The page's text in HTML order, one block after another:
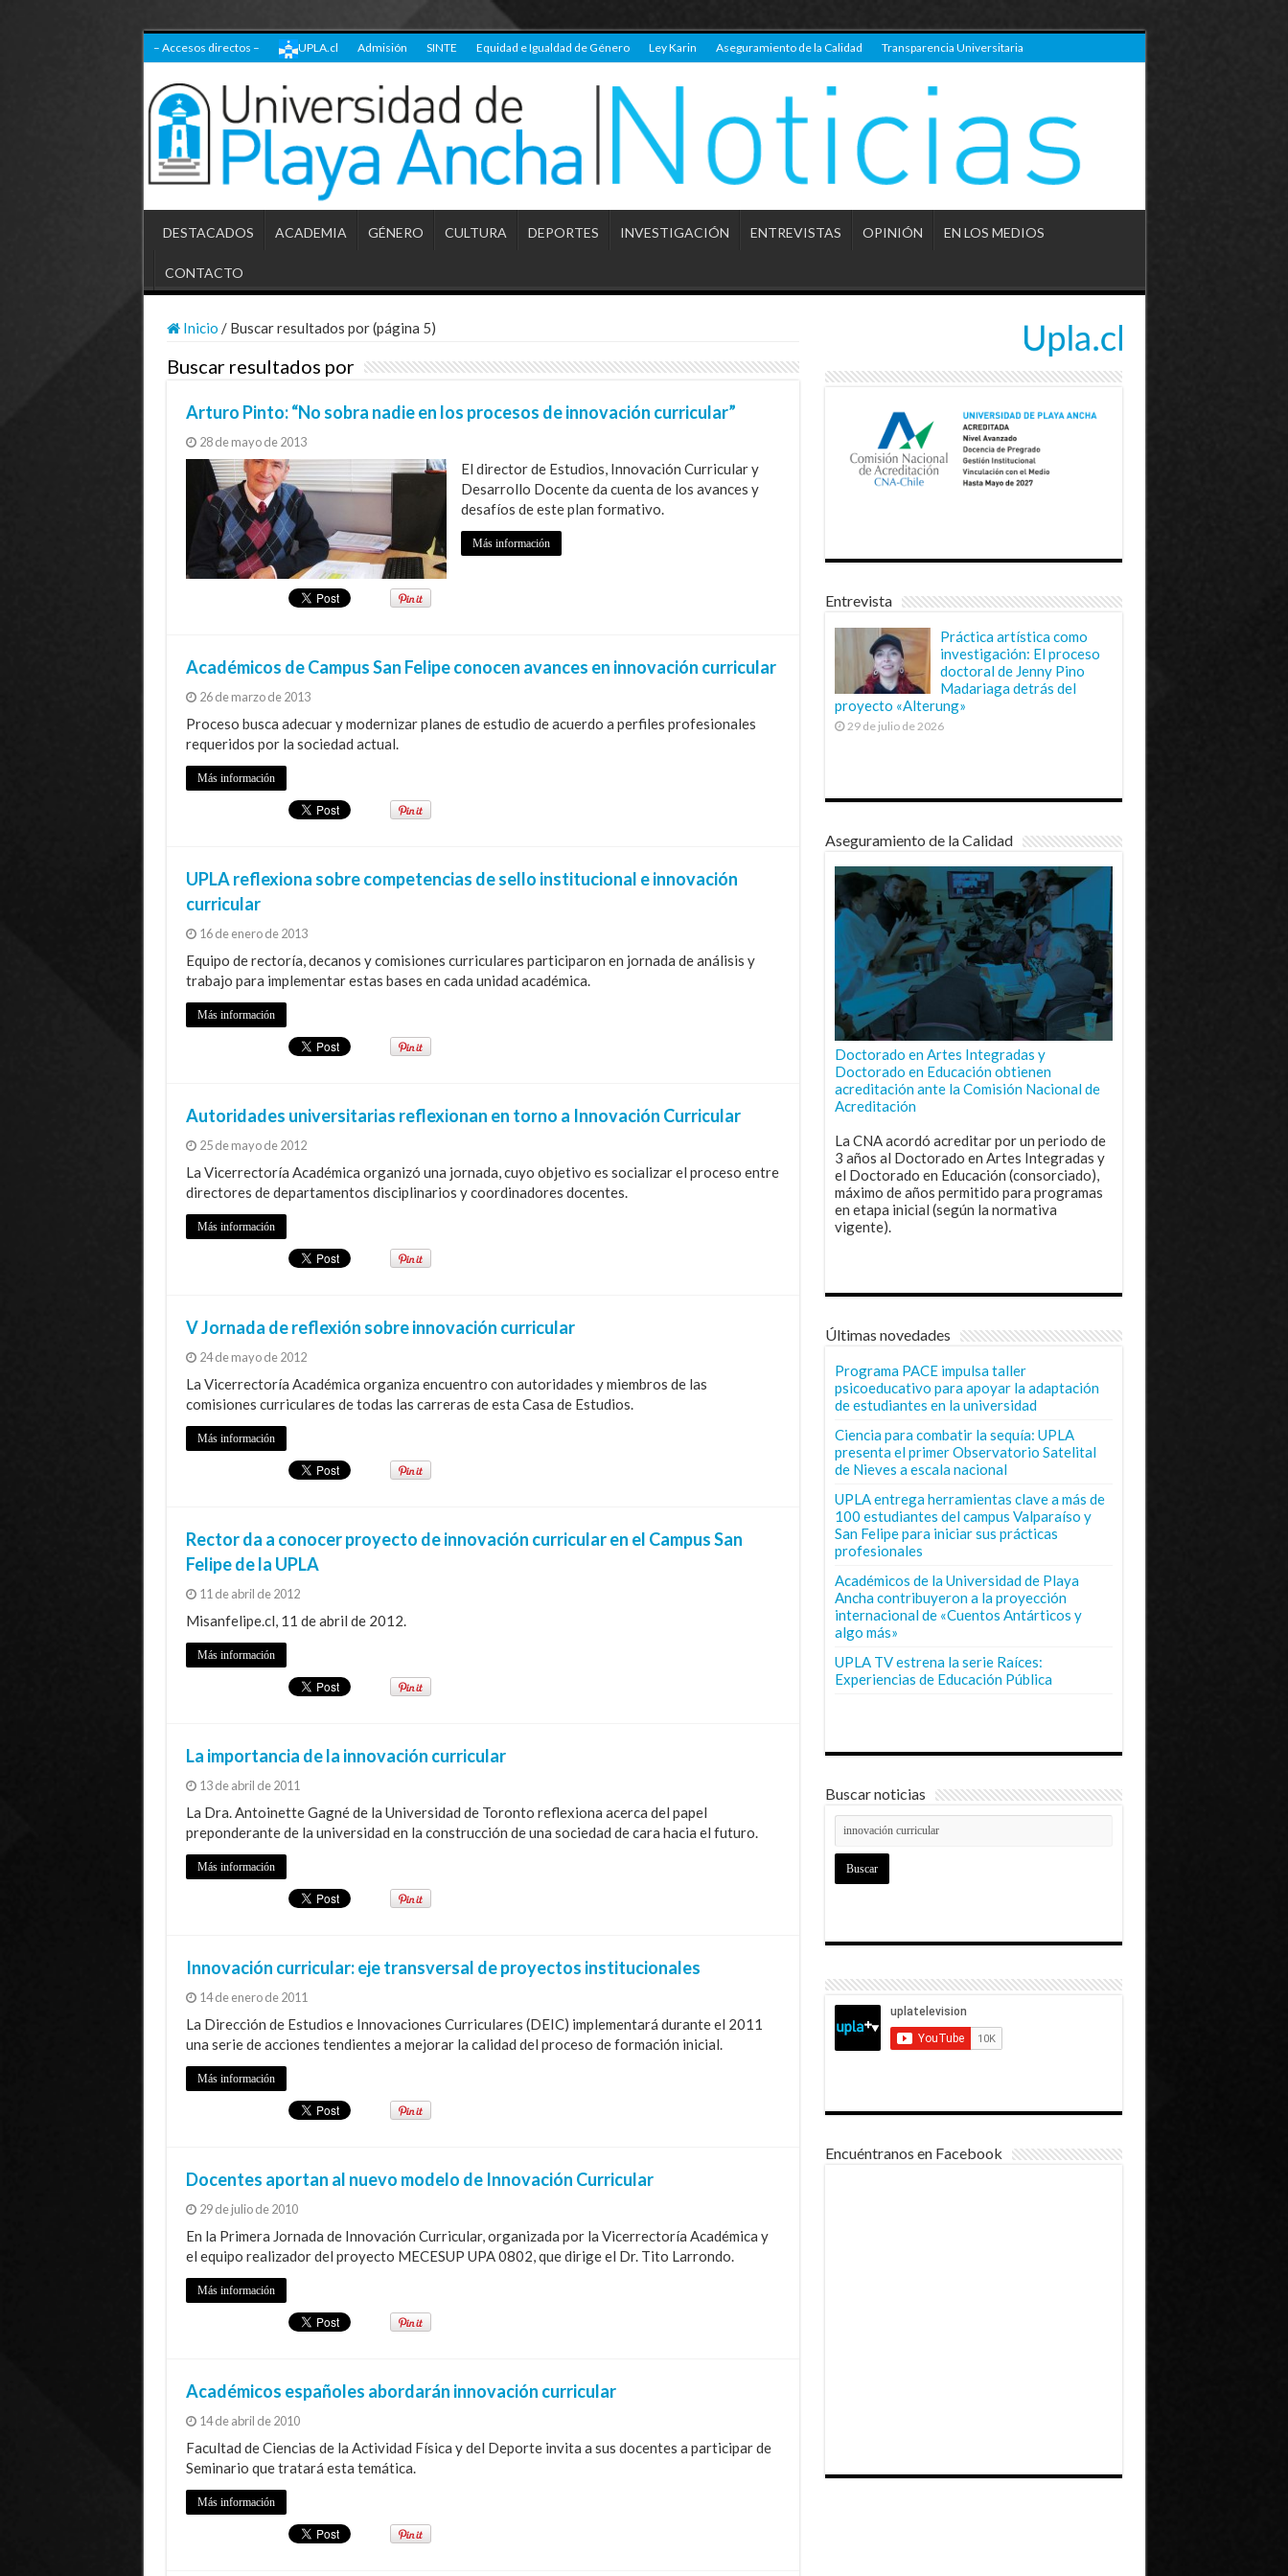
– Accesos directos – UPLA.cl Admisión SINTE Equidad e Igualdad de Género Ley Karin Aseguramiento de la Calidad Transparencia Universitaria
DESTACADOS ACADEMIA GÉNERO CULTURA DEPORTES INVESTIGACIÓN ENTREVISTAS OPINIÓN EN LOS MEDIOS
CONTACTO
Inicio / Buscar resultados por (página 5)
Buscar resultados por
Arturo Pinto: “No sobra nadie en los procesos de innovación curricular”
28 de mayo de 2013
El director de Estudios, Innovación Curricular y
Desarrollo Docente da cuenta de los avances y
desafíos de este plan formativo.
Más información
Académicos de Campus San Felipe conocen avances en innovación curricular
26 de marzo de 2013
Proceso busca adecuar y modernizar planes de estudio de acuerdo a perfiles profesionales
requeridos por la sociedad actual.
Más información
UPLA reflexiona sobre competencias de sello institucional e innovación
curricular
16 de enero de 2013
Equipo de rectoría, decanos y comisiones curriculares participaron en jornada de análisis y
trabajo para implementar estas bases en cada unidad académica.
Más información
Autoridades universitarias reflexionan en torno a Innovación Curricular
25 de mayo de 2012
La Vicerrectoría Académica organizó una jornada, cuyo objetivo es socializar el proceso entre
directores de departamentos disciplinarios y coordinadores docentes.
Más información
V Jornada de reflexión sobre innovación curricular
24 de mayo de 2012
La Vicerrectoría Académica organiza encuentro con autoridades y miembros de las
comisiones curriculares de todas las carreras de esta Casa de Estudios.
Más información
Rector da a conocer proyecto de innovación curricular en el Campus San
Felipe de la UPLA
11 de abril de 2012
Misanfelipe.cl, 11 de abril de 2012.
Más información
La importancia de la innovación curricular
13 de abril de 2011
La Dra. Antoinette Gagné de la Universidad de Toronto reflexiona acerca del papel
preponderante de la universidad en la construcción de una sociedad de cara hacia el futuro.
Más información
Innovación curricular: eje transversal de proyectos institucionales
14 de enero de 2011
La Dirección de Estudios e Innovaciones Curriculares (DEIC) implementará durante el 2011
una serie de acciones tendientes a mejorar la calidad del proceso de formación inicial.
Más información
Docentes aportan al nuevo modelo de Innovación Curricular
29 de julio de 2010
En la Primera Jornada de Innovación Curricular, organizada por la Vicerrectoría Académica y
el equipo realizador del proyecto MECESUP UPA 0802, que dirige el Dr. Tito Larrondo.
Más información
Académicos españoles abordarán innovación curricular
14 de abril de 2010
Facultad de Ciencias de la Actividad Física y del Deporte invita a sus docentes a participar de
Seminario que tratará esta temática.
Más información
Entrevista
Práctica artística como
investigación: El proceso
doctoral de Jenny Pino
Madariaga detrás del
proyecto «Alterung»
29 de julio de 2026
Aseguramiento de la Calidad
Doctorado en Artes Integradas y
Doctorado en Educación obtienen
acreditación ante la Comisión Nacional de
Acreditación
La CNA acordó acreditar por un periodo de
3 años al Doctorado en Artes Integradas y
el Doctorado en Educación (consorciado),
máximo de años permitido para programas
en etapa inicial (según la normativa
vigente).
Últimas novedades
Programa PACE impulsa taller
psicoeducativo para apoyar la adaptación
de estudiantes en la universidad
Ciencia para combatir la sequía: UPLA
presenta el primer Observatorio Satelital
de Nieves a escala nacional
UPLA entrega herramientas clave a más de
100 estudiantes del campus Valparaíso y
San Felipe para iniciar sus prácticas
profesionales
Académicos de la Universidad de Playa
Ancha contribuyeron a la proyección
internacional de «Cuentos Antárticos y
algo más»
UPLA TV estrena la serie Raíces:
Experiencias de Educación Pública
Buscar noticias
Encuéntranos en Facebook